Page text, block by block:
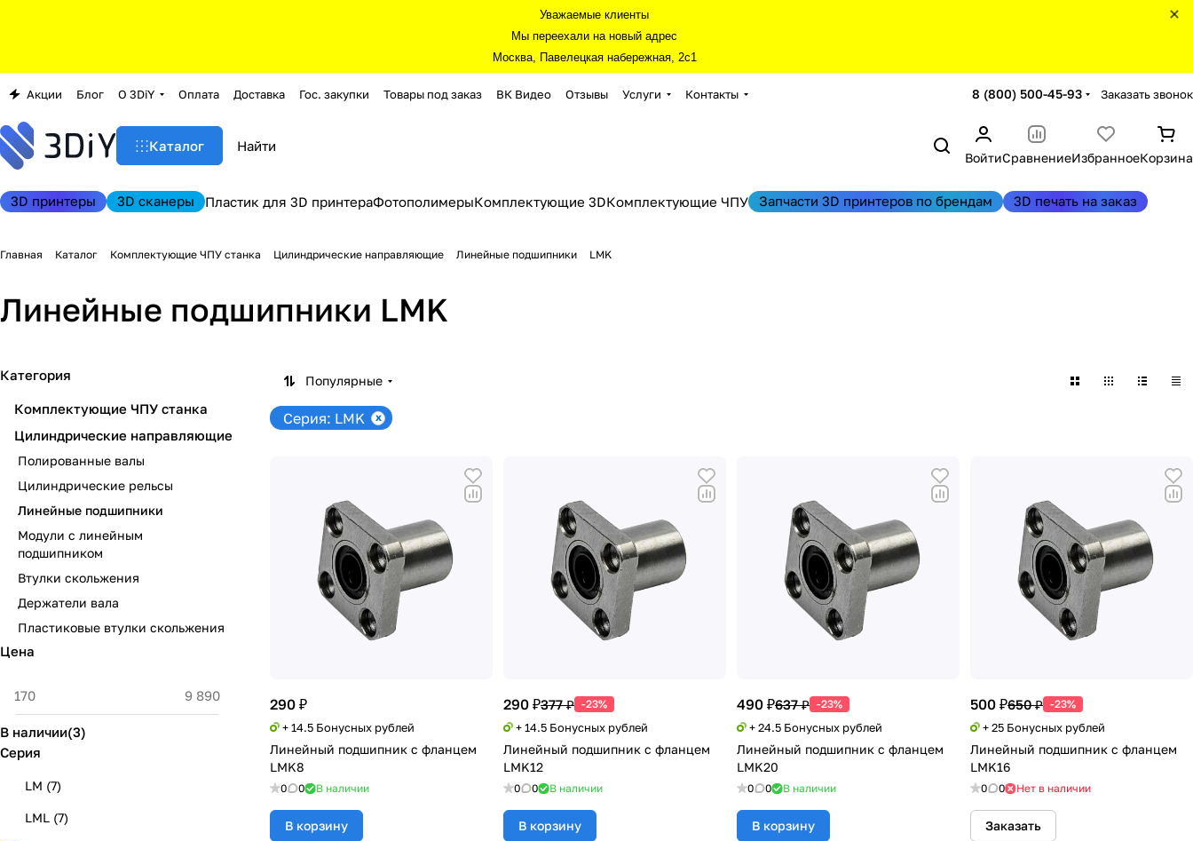
Уважаемые клиенты
Мы переехали на новый адрес
Москва, Павелецкая набережная, 2с1
Акции Блог О 3DiY Оплата Доставка Гос. закупки Товары под заказ ВК Видео Отзывы Услуги Контакты 8 (800) 500-45-93 Заказать звонок
Каталог
ВойтиСравнениеИзбранноеКорзина
3D принтеры 3D сканеры Пластик для 3D принтераФотополимерыКомплектующие 3DКомплектующие ЧПУ Запчасти 3D принтеров по брендам 3D печать на заказ
Главная Каталог Комплектующие ЧПУ станка Цилиндрические направляющие Линейные подшипники LMK
Линейные подшипники LMK
Популярные
Серия: LMK
290 ₽
+ 14.5 Бонусных рублей
Линейный подшипник с фланцем
LMK8
0 0 В наличии
В корзину
290 ₽377 ₽ -23%
+ 14.5 Бонусных рублей
Линейный подшипник с фланцем
LMK12
0 0 В наличии
В корзину
490 ₽637 ₽ -23%
+ 24.5 Бонусных рублей
Линейный подшипник с фланцем
LMK20
0 0 В наличии
В корзину
500 ₽650 ₽ -23%
+ 25 Бонусных рублей
Линейный подшипник с фланцем
LMK16
0 0 Нет в наличии
Заказать
Категория
Комплектующие ЧПУ станка
Цилиндрические направляющие
Полированные валы
Цилиндрические рельсы
Линейные подшипники
Модули с линейным
подшипником
Втулки скольжения
Держатели вала
Пластиковые втулки скольжения
Цена
В наличии(3)
Серия
LM (7)
LML (7)